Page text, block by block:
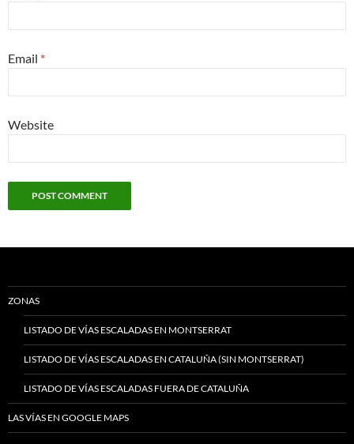
Email *
Website
ZONAS
LISTADO DE VÍAS ESCALADAS EN MONTSERRAT
LISTADO DE VÍAS ESCALADAS EN CATALUÑA (SIN MONTSERRAT)
LISTADO DE VÍAS ESCALADAS FUERA DE CATALUÑA
LAS VÍAS EN GOOGLE MAPS